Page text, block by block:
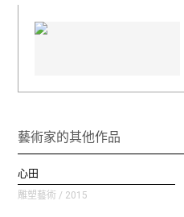
藝術家的其他作品
心田
雕塑藝術 / 2015